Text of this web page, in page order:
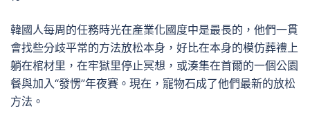
韓國人每周的任務時光在產業化國度中是最長的，他們一貫
會找些分歧平常的方法放松本身，好比在本身的模仿葬禮上
躺在棺材里，在牢獄里停止冥想，或湊集在首爾的一個公園
餐與加入“發愣”年夜賽。現在，寵物石成了他們最新的放松
方法。